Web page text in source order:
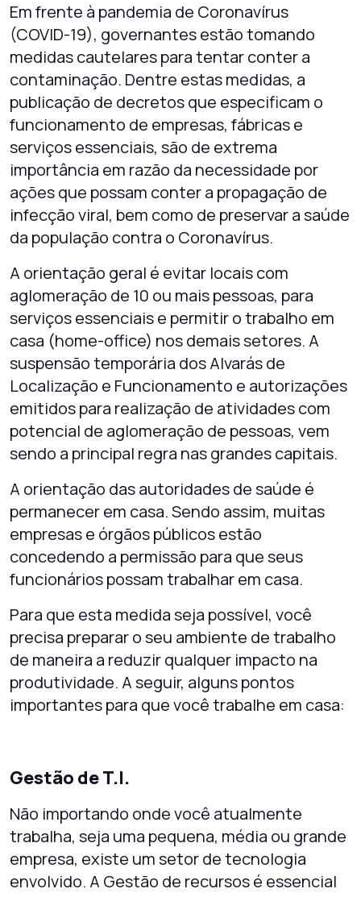
Em frente à pandemia de Coronavírus
(COVID-19), governantes estão tomando
medidas cautelares para tentar conter a
contaminação. Dentre estas medidas, a
publicação de decretos que especificam o
funcionamento de empresas, fábricas e
serviços essenciais, são de extrema
importância em razão da necessidade por
ações que possam conter a propagação de
infecção viral, bem como de preservar a saúde
da população contra o Coronavírus.
A orientação geral é evitar locais com
aglomeração de 10 ou mais pessoas, para
serviços essenciais e permitir o trabalho em
casa (home-office) nos demais setores. A
suspensão temporária dos Alvarás de
Localização e Funcionamento e autorizações
emitidos para realização de atividades com
potencial de aglomeração de pessoas, vem
sendo a principal regra nas grandes capitais.
A orientação das autoridades de saúde é
permanecer em casa. Sendo assim, muitas
empresas e órgãos públicos estão
concedendo a permissão para que seus
funcionários possam trabalhar em casa.
Para que esta medida seja possível, você
precisa preparar o seu ambiente de trabalho
de maneira a reduzir qualquer impacto na
produtividade. A seguir, alguns pontos
importantes para que você trabalhe em casa:
Gestão de T.I.
Não importando onde você atualmente
trabalha, seja uma pequena, média ou grande
empresa, existe um setor de tecnologia
envolvido. A Gestão de recursos é essencial